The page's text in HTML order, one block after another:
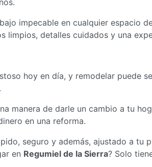
impecable en cualquier espacio
limpios, detalles cuidados y una
hoy en día, y remodelar puede
manera de darle un cambio a tu
en una reforma.
seguro y además, ajustado a tu
en Regumiel de la Sierra? Solo